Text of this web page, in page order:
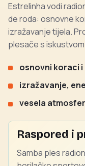
Estrelinha vodi
de roda: osnovne
izražavanje tijela.
plesače s
osnovni koraci
izražavanje,
vesela
Raspored i
Samba ples